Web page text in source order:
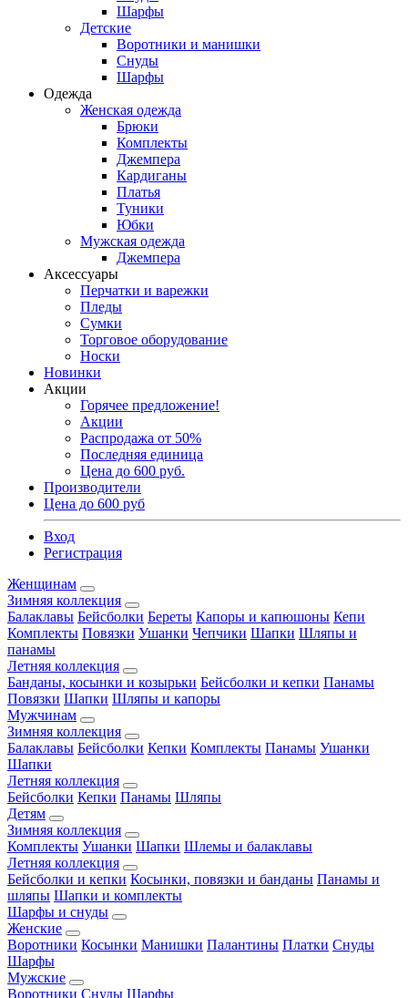
Шарфы
Детские
Воротники и манишки
Снуды
Шарфы
Одежда
Женская одежда
Брюки
Комплекты
Джемпера
Кардиганы
Платья
Туники
Юбки
Мужская одежда
Джемпера
Аксессуары
Перчатки и варежки
Пледы
Сумки
Торговое оборудование
Носки
Новинки
Акции
Горячее предложение!
Акции
Распродажа от 50%
Последняя единица
Цена до 600 руб.
Производители
Цена до 600 руб
Вход
Регистрация
Женщинам
Зимняя коллекция
Балаклавы Бейсболки Береты Капоры и капюшоны Кепи
Комплекты Повязки Ушанки Чепчики Шапки Шляпы и
панамы
Летняя коллекция
Банданы, косынки и козырьки Бейсболки и кепки Панамы
Повязки Шапки Шляпы и капоры
Мужчинам
Зимняя коллекция
Балаклавы Бейсболки Кепки Комплекты Панамы Ушанки
Шапки
Летняя коллекция
Бейсболки Кепки Панамы Шляпы
Детям
Зимняя коллекция
Комплекты Ушанки Шапки Шлемы и балаклавы
Летняя коллекция
Бейсболки и кепки Косынки, повязки и банданы Панамы и
шляпы Шапки и комплекты
Шарфы и снуды
Женские
Воротники Косынки Манишки Палантины Платки Снуды
Шарфы
Мужские
Воротники Снуды Шарфы